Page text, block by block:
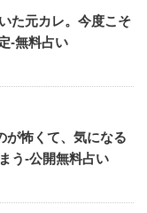
た元カレ。今度こそ
-無料占い
が怖くて、気になる
う-公開無料占い